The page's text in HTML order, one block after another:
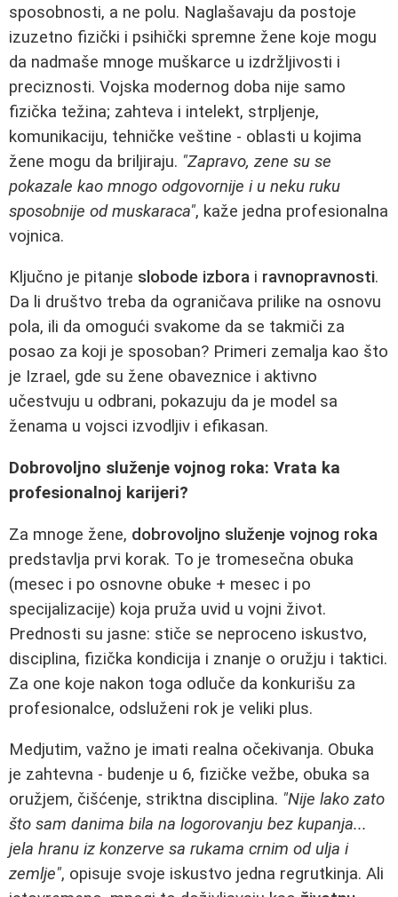
sposobnosti, a ne polu. Naglašavaju da postoje
izuzetno fizički i psihički spremne žene koje mogu
da nadmaše mnoge muškarce u izdržljivosti i
preciznosti. Vojska modernog doba nije samo
fizička težina; zahteva i intelekt, strpljenje,
komunikaciju, tehničke veštine - oblasti u kojima
žene mogu da briljiraju. "Zapravo, zene su se
pokazale kao mnogo odgovornije i u neku ruku
sposobnije od muskaraca", kaže jedna profesionalna
vojnica.
Ključno je pitanje slobode izbora i ravnopravnosti.
Da li društvo treba da ograničava prilike na osnovu
pola, ili da omogući svakome da se takmiči za
posao za koji je sposoban? Primeri zemalja kao što
je Izrael, gde su žene obaveznice i aktivno
učestvuju u odbrani, pokazuju da je model sa
ženama u vojsci izvodljiv i efikasan.
Dobrovoljno služenje vojnog roka: Vrata ka
profesionalnoj karijeri?
Za mnoge žene, dobrovoljno služenje vojnog roka
predstavlja prvi korak. To je tromesečna obuka
(mesec i po osnovne obuke + mesec i po
specijalizacije) koja pruža uvid u vojni život.
Prednosti su jasne: stiče se neproceno iskustvo,
disciplina, fizička kondicija i znanje o oružju i taktici.
Za one koje nakon toga odluče da konkurišu za
profesionalce, odsluženi rok je veliki plus.
Medjutim, važno je imati realna očekivanja. Obuka
je zahtevna - budenje u 6, fizičke vežbe, obuka sa
oružjem, čišćenje, striktna disciplina. "Nije lako zato
što sam danima bila na logorovanju bez kupanja...
jela hranu iz konzerve sa rukama crnim od ulja i
zemlje", opisuje svoje iskustvo jedna regrutkinja. Ali